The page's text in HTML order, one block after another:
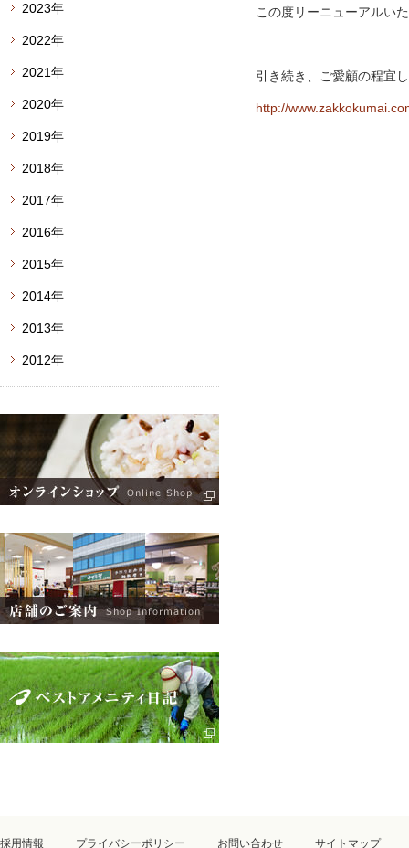
この度リーニューアルい
引き続き、ご愛顧の程宜
http://
2023年
2022年
2021年
2020年
2019年
2018年
2017年
2016年
2015年
2014年
2013年
2012年
採用情報 プライバシーポリシー お問い合わせ サイトマップ